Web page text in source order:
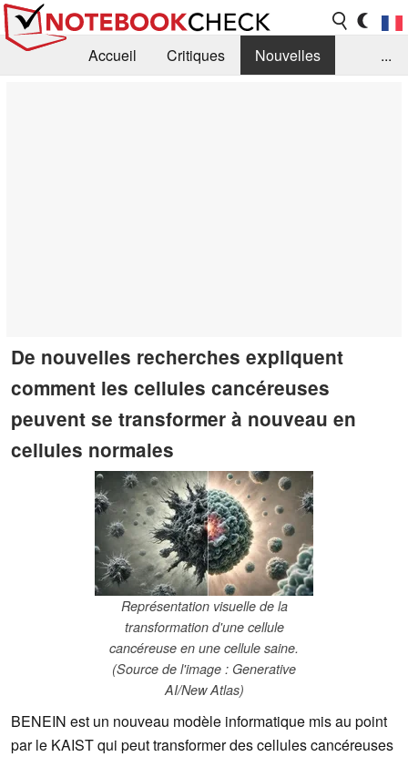
Accueil Critiques
Nouvelles
...
De nouvelles recherches expliquent
comment les cellules cancéreuses
peuvent se transformer à nouveau en
cellules normales
Représentation visuelle de la
transformation d'une cellule
cancéreuse en une cellule saine.
(Source de l'image : Generative
AI/New Atlas)
BENEIN est un nouveau modèle informatique mis au point
par le KAIST qui peut transformer des cellules cancéreuses